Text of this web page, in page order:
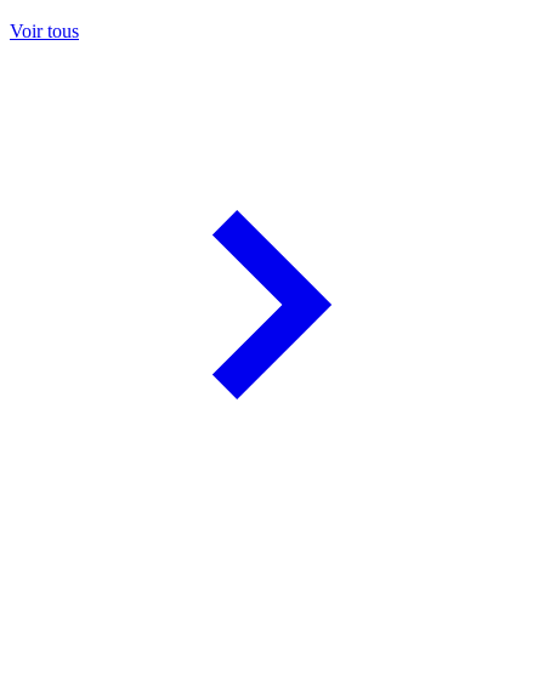
Voir tous